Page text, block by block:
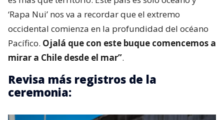
‘Rapa Nui’ nos va a recordar que el extremo
occidental comienza en la profundidad del océano
Pacífico. Ojalá que con este buque comencemos a
mirar a Chile desde el mar”.
Revisa más registros de la
ceremonia: